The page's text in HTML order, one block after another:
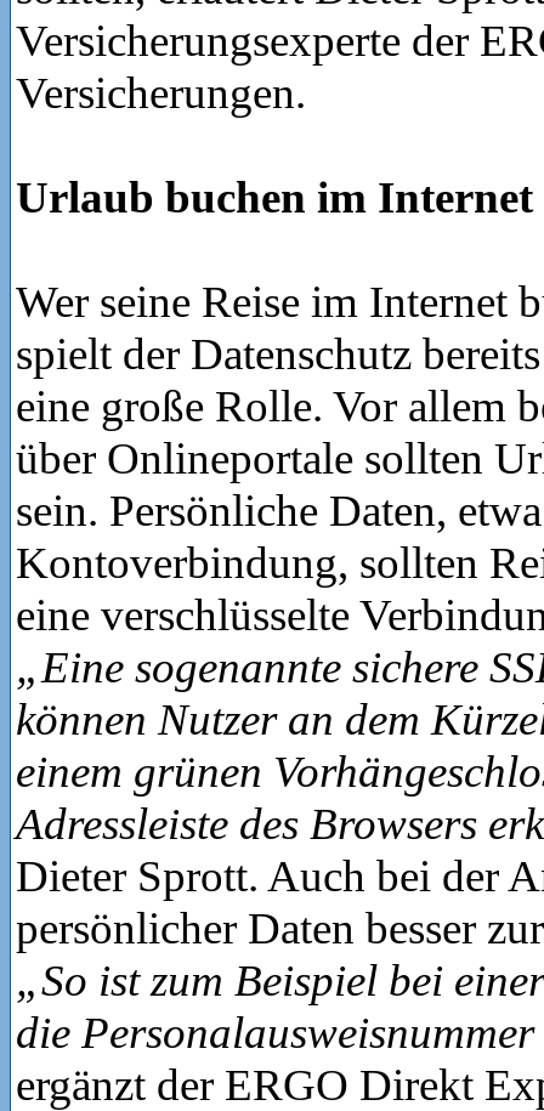
Versicherungsexperte der
Versicherungen.
Urlaub buchen im Internet
Wer seine Reise im Internet
spielt der Datenschutz
eine große Rolle. Vor allem
über Onlineportale sollten
sein. Persönliche Daten,
Kontoverbindung, sollten
eine verschlüsselte
„Eine sogenannte sichere
können Nutzer an dem
einem grünen
Adressleiste des Browsers
Dieter Sprott. Auch bei der
persönlicher Daten besser
„So ist zum Beispiel bei
die
ergänzt der ERGO Direkt